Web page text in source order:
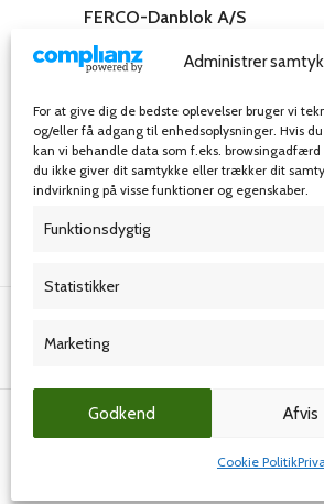
Administrer
For at give dig de bedste oplevelser bruger vi
og/eller få adgang til enhedsoplysninger. Hvis
kan vi behandle data som f.eks.
du ikke giver dit samtykke eller trækker dit
indvirkning på visse funktioner og egenskaber.
Funktionsdygtig
Statistikker
Marketing
Godkend Afvis
Cookie Politik
FERCO-Danblok A/S
Rosenkæret 31,
2860 Søborg – Danmark
E-mail: info@ferco-danblok.dk